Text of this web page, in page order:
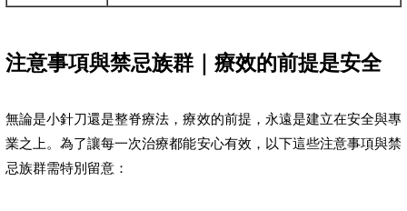
注意事項與禁忌族群｜療效的前提是安全
無論是小針刀還是整脊療法，療效的前提，永遠是建立在安全與專
業之上。為了讓每一次治療都能安心有效，以下這些注意事項與禁
忌族群需特別留意：